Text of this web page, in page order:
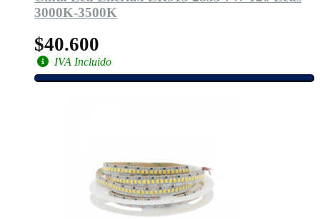
3000K-3500K
$40.600
IVA Incluido